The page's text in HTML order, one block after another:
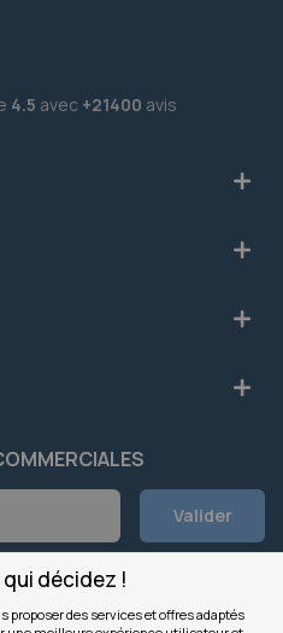
décidez !
proposer des services et offres adaptés
4.5 avec +21400 avis
Valider